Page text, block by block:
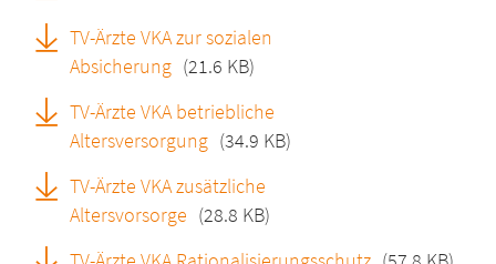
TV-Ärzte VKA zur sozialen
Absicherung (21.6 KB)
TV-Ärzte VKA betriebliche
Altersversorgung (34.9 KB)
TV-Ärzte VKA zusätzliche
Altersvorsorge (28.8 KB)